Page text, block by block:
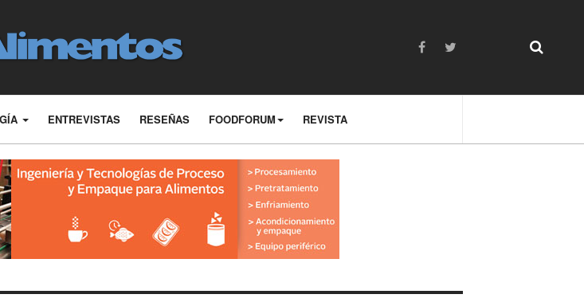
ENTREVISTAS RESEÑAS FOODFORUM REVISTA